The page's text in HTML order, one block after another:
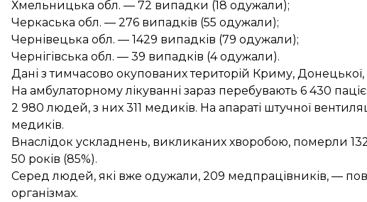
Хмельницька обл. — 72 випадки (18 одужали);
Черкаська обл. — 276 випадків (55 одужали);
Чернівецька обл. — 1429 випадків (79 одужали);
Чернігівська обл. — 39 випадків (4 одужали).
Дані з тимчасово окупованих територій Криму, Донецької,
На амбулаторному лікуванні зараз перебувають 6 430
2 980 людей, з них 311 медиків. На апараті штучної
медиків.
Внаслідок ускладнень, викликаних хворобою, померли
50 років (85%).
Серед людей, які вже одужали, 209 медпрацівників, —
організмах.